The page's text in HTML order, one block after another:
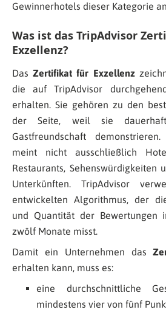
Gewinnerhotels dieser Kategorie
Was ist das TripAdvisor
Exzellenz?
DasZertifikat für Exzellenz
die auf TripAdvisor
erhalten. Sie gehören zu den
der Seite, weil sie
Gastfreundschaft demonstrieren.
meint nicht ausschließlich
Restaurants, Sehenswürdigkeiten
Unterkünften. TripAdvisor
entwickelten Algorithmus, der
und Quantität der Bewertungen
zwölf Monate misst.
Damit ein Unternehmen das
erhalten kann, muss es:
eine durchschnittliche
mindestens vier von fünf